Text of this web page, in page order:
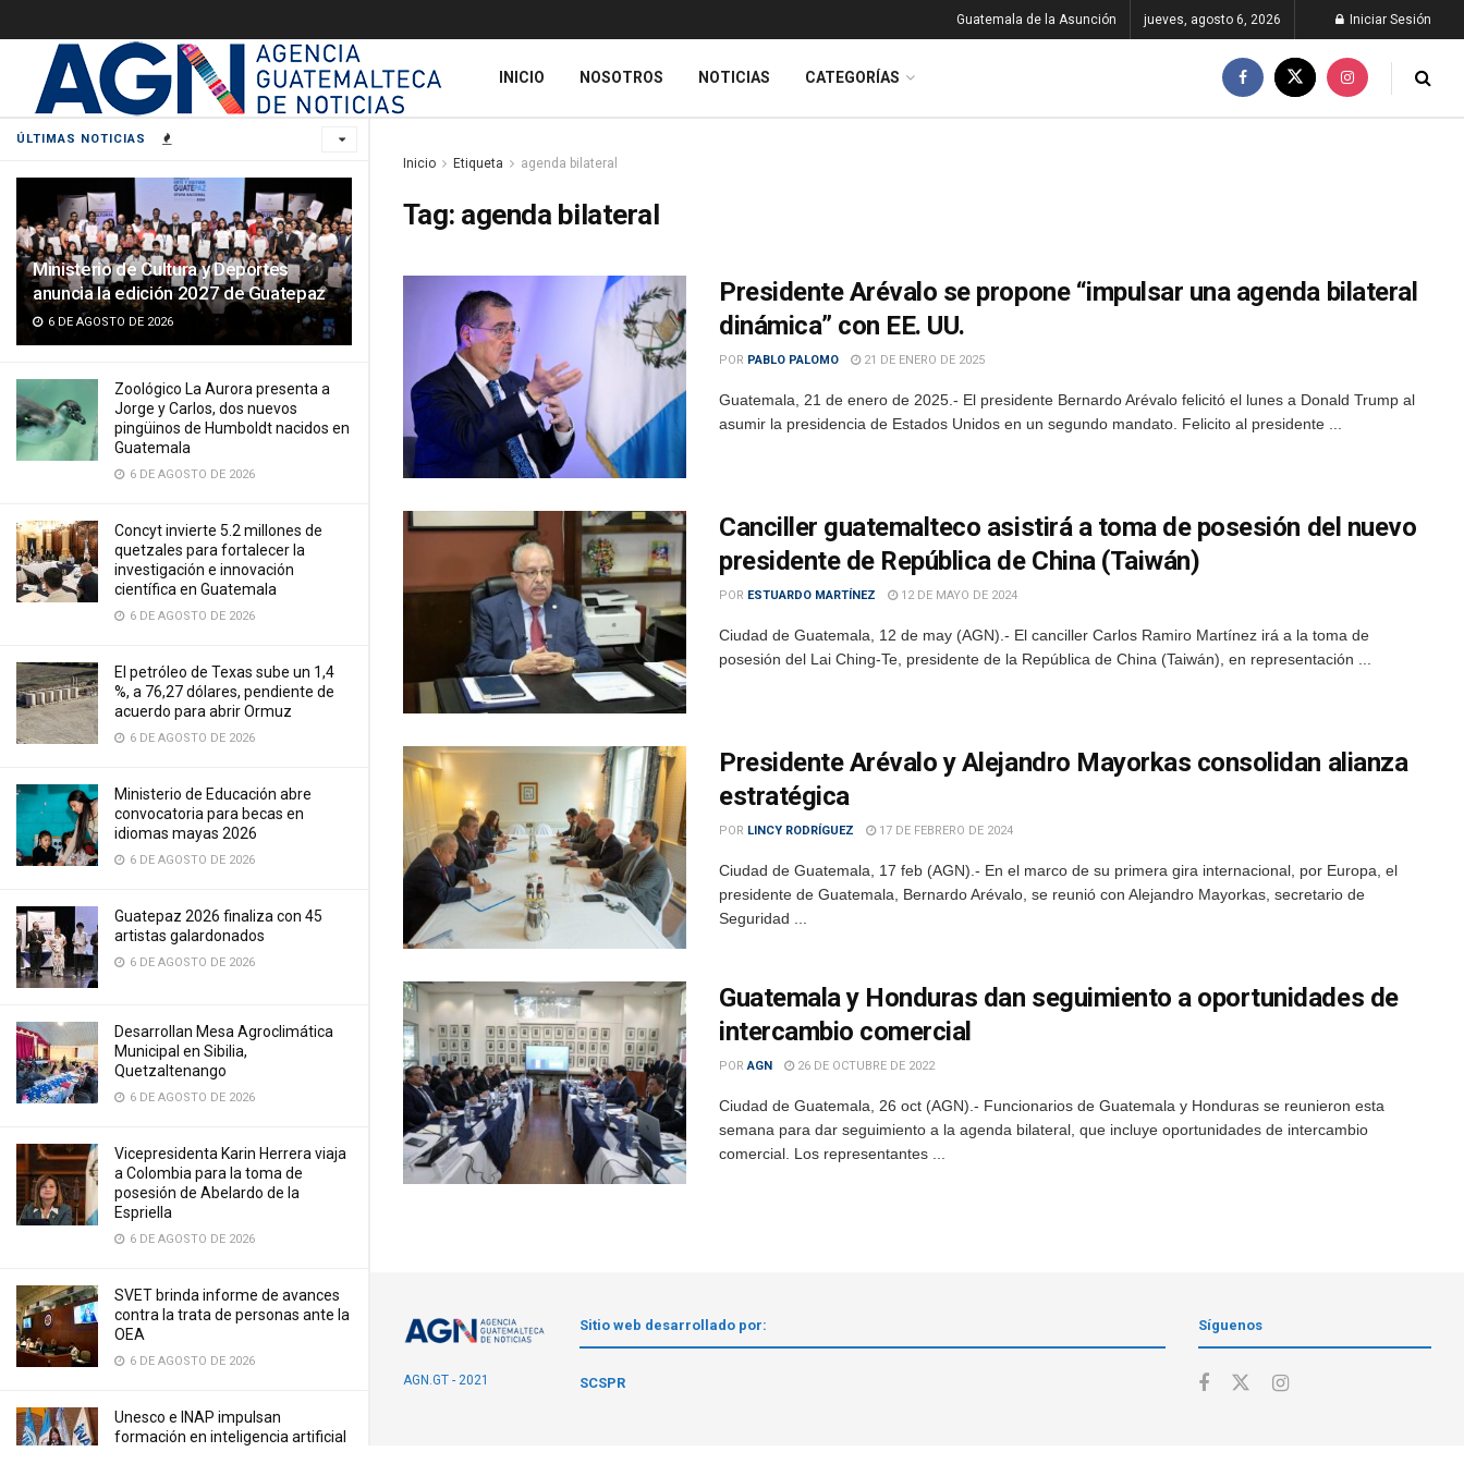
ÚLTIMAS NOTICIAS
Ministerio de Cultura y Deportes
anuncia la edición 2027 de Guatepaz
6 DE AGOSTO DE 2026
Zoológico La Aurora presenta a
Jorge y Carlos, dos nuevos
pingüinos de Humboldt nacidos en
Guatemala
6 DE AGOSTO DE 2026
Concyt invierte 5.2 millones de
quetzales para fortalecer la
investigación e innovación
científica en Guatemala
6 DE AGOSTO DE 2026
El petróleo de Texas sube un 1,4
%, a 76,27 dólares, pendiente de
acuerdo para abrir Ormuz
6 DE AGOSTO DE 2026
Ministerio de Educación abre
convocatoria para becas en
idiomas mayas 2026
6 DE AGOSTO DE 2026
Guatepaz 2026 finaliza con 45
artistas galardonados
6 DE AGOSTO DE 2026
Desarrollan Mesa Agroclimática
Municipal en Sibilia,
Quetzaltenango
6 DE AGOSTO DE 2026
Vicepresidenta Karin Herrera viaja
a Colombia para la toma de
posesión de Abelardo de la
Espriella
6 DE AGOSTO DE 2026
SVET brinda informe de avances
contra la trata de personas ante la
OEA
6 DE AGOSTO DE 2026
Unesco e INAP impulsan
formación en inteligencia artificial
Guatemala de la Asunción jueves, agosto 6, 2026 Iniciar Sesión
INICIO NOSOTROS NOTICIAS CATEGORÍAS
Inicio Etiqueta agenda bilateral
Tag: agenda bilateral
Presidente Arévalo se propone “impulsar una agenda bilateral
dinámica” con EE. UU.
POR PABLO PALOMO 21 DE ENERO DE 2025
Guatemala, 21 de enero de 2025.- El presidente Bernardo Arévalo felicitó el lunes a Donald Trump al
asumir la presidencia de Estados Unidos en un segundo mandato. Felicito al presidente ...
Canciller guatemalteco asistirá a toma de posesión del nuevo
presidente de República de China (Taiwán)
POR ESTUARDO MARTÍNEZ 12 DE MAYO DE 2024
Ciudad de Guatemala, 12 de may (AGN).- El canciller Carlos Ramiro Martínez irá a la toma de
posesión del Lai Ching-Te, presidente de la República de China (Taiwán), en representación ...
Presidente Arévalo y Alejandro Mayorkas consolidan alianza
estratégica
POR LINCY RODRÍGUEZ 17 DE FEBRERO DE 2024
Ciudad de Guatemala, 17 feb (AGN).- En el marco de su primera gira internacional, por Europa, el
presidente de Guatemala, Bernardo Arévalo, se reunió con Alejandro Mayorkas, secretario de
Seguridad ...
Guatemala y Honduras dan seguimiento a oportunidades de
intercambio comercial
POR AGN 26 DE OCTUBRE DE 2022
Ciudad de Guatemala, 26 oct (AGN).- Funcionarios de Guatemala y Honduras se reunieron esta
semana para dar seguimiento a la agenda bilateral, que incluye oportunidades de intercambio
comercial. Los representantes ...
AGN.GT - 2021
Sitio web desarrollado por:
SCSPR
Síguenos